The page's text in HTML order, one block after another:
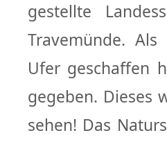
gestellte
Travemünde.
Ufer geschaffen
gegeben. Dieses
sehen! Das